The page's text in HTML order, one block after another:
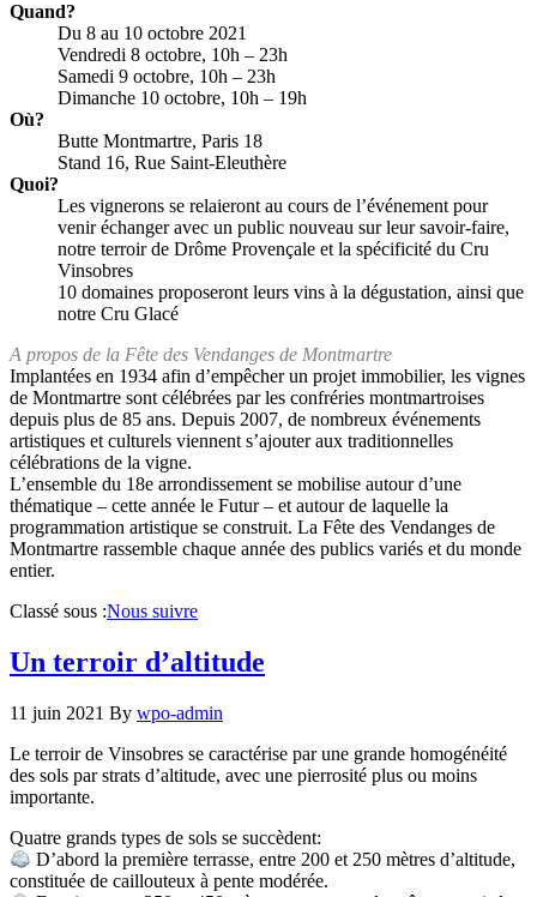
Quand?
Du 8 au 10 octobre 2021
Vendredi 8 octobre, 10h – 23h
Samedi 9 octobre, 10h – 23h
Dimanche 10 octobre, 10h – 19h
Où?
Butte Montmartre, Paris 18
Stand 16, Rue Saint-Eleuthère
Quoi?
Les vignerons se relaieront au cours de l’événement pour
venir échanger avec un public nouveau sur leur savoir-faire,
notre terroir de Drôme Provençale et la spécificité du Cru
Vinsobres
10 domaines proposeront leurs vins à la dégustation, ainsi que
notre Cru Glacé
A propos de la Fête des Vendanges de Montmartre
Implantées en 1934 afin d’empêcher un projet immobilier, les vignes
de Montmartre sont célébrées par les confréries montmartroises
depuis plus de 85 ans. Depuis 2007, de nombreux événements
artistiques et culturels viennent s’ajouter aux traditionnelles
célébrations de la vigne.
L’ensemble du 18e arrondissement se mobilise autour d’une
thématique – cette année le Futur – et autour de laquelle la
programmation artistique se construit. La Fête des Vendanges de
Montmartre rassemble chaque année des publics variés et du monde
entier.
Classé sous :Nous suivre
Un terroir d’altitude
11 juin 2021 By wpo-admin
Le terroir de Vinsobres se caractérise par une grande homogénéité
des sols par strats d’altitude, avec une pierrosité plus ou moins
importante.
Quatre grands types de sols se succèdent:
D’abord la première terrasse, entre 200 et 250 mètres d’altitude,
constituée de caillouteux à pente modérée.